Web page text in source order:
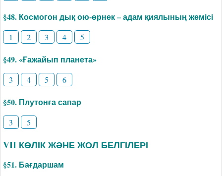
§48. Космогон дық ою-өрнек – адам қиялының жемісі
1 2 3 4 5
§49. «Ғажайып планета»
3 4 5 6
§50. Плутонға сапар
3 5
VII КӨЛІК ЖӘНЕ ЖОЛ БЕЛГІЛЕРІ
§51. Бағдаршам